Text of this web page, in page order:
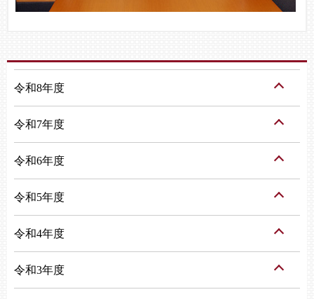
令和8年度
令和7年度
令和6年度
令和5年度
令和4年度
令和3年度